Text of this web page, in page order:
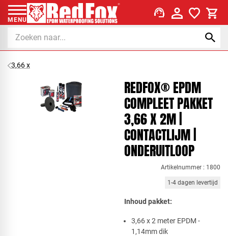
MENU support_agent
3,66 x
REDFOX® EPDM
COMPLEET PAKKET
3,66 X 2M |
CONTACTLIJM |
ONDERUITLOOP
Artikelnummer : 1800
1-4 dagen levertijd
Inhoud p​akket:
​3,66 x 2 meter EPDM -
1,14mm dik